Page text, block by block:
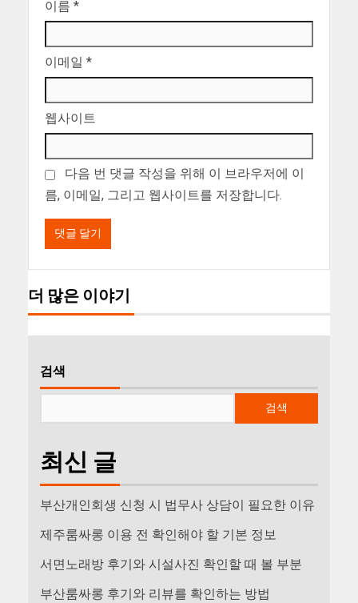
이름 *
이메일 *
웹사이트
다음 번 댓글 작성을 위해 이 브라우저에 이
름, 이메일, 그리고 웹사이트를 저장합니다.
더 많은 이야기
검색
검색
최신 글
부산개인회생 신청 시 법무사 상담이 필요한 이유
제주룸싸롱 이용 전 확인해야 할 기본 정보
서면노래방 후기와 시설사진 확인할 때 볼 부분
부산룸싸롱 후기와 리뷰를 확인하는 방법